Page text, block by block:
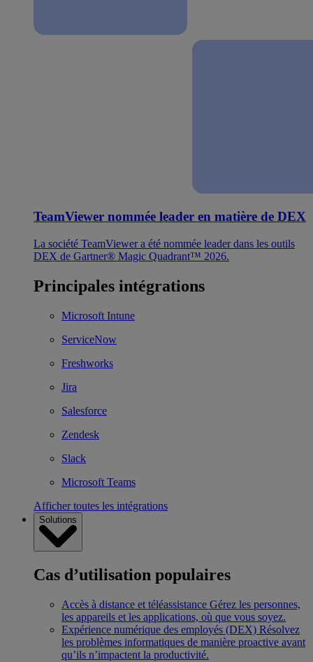
TeamViewer nommée leader en matière de DEX
La société TeamViewer a été nommée leader dans les outils
DEX de Gartner® Magic Quadrant™ 2026.
Principales intégrations
Microsoft Intune
ServiceNow
Freshworks
Jira
Salesforce
Zendesk
Slack
Microsoft Teams
Afficher toutes les intégrations
Solutions
Cas d’utilisation populaires
Accès à distance et téléassistance Gérez les personnes,
les appareils et les applications, où que vous soyez.
Expérience numérique des employés (DEX) Résolvez
les problèmes informatiques de manière proactive avant
qu’ils n’impactent la productivité.